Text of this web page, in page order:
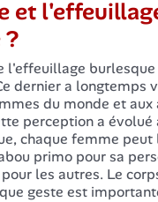
et
l'effeuillage
dernier a longtemps
du monde et aux
perception a
chaque femme
primo pour sa
les autres. Le
geste est